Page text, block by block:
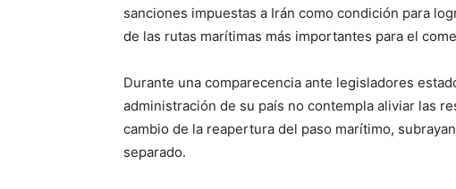
sanciones impuestas a Irán como condición para
de las rutas marítimas más importantes para el
Durante una comparecencia ante legisladores
administración de su país no contempla aliviar las
cambio de la reapertura del paso marítimo,
separado.